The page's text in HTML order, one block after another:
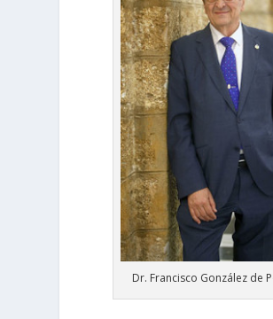
Dr. Francisco González de